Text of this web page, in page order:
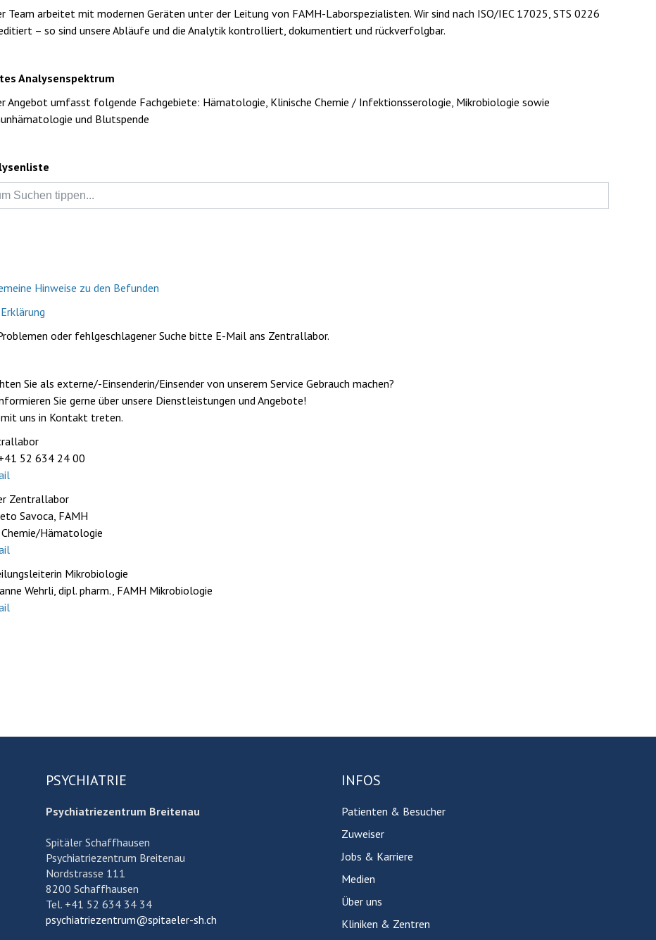
Team arbeitet mit modernen Geräten unter der Leitung von FAMH-Laborspezialisten. Wir sind nach ISO/IEC 17025, STS 0226
– so sind unsere Abläufe und die Analytik kontrolliert, dokumentiert und rückverfolgbar.
Analysenspektrum
Angebot umfasst folgende Fachgebiete: Hämatologie, Klinische Chemie / Infektionsserologie, Mikrobiologie sowie
und Blutspende
Hinweise zu den Befunden
oder fehlgeschlagener Suche bitte E-Mail ans Zentrallabor.
Sie als externe/-Einsenderin/Einsender von unserem Service Gebrauch machen?
Sie gerne über unsere Dienstleistungen und Angebote!
uns in Kontakt treten.
52 634 24 00
Zentrallabor
Savoca, FAMH
Chemie/Hämatologie
Mikrobiologie
Wehrli, dipl. pharm., FAMH Mikrobiologie
PSYCHIATRIE
Psychiatriezentrum Breitenau
Spitäler Schaffhausen
Psychiatriezentrum Breitenau
Nordstrasse 111
8200 Schaffhausen
Tel. +41 52 634 34 34
psychiatriezentrum@spitaeler-sh.ch
INFOS
Patienten & Besucher
Zuweiser
Jobs & Karriere
Medien
Über uns
Kliniken & Zentren